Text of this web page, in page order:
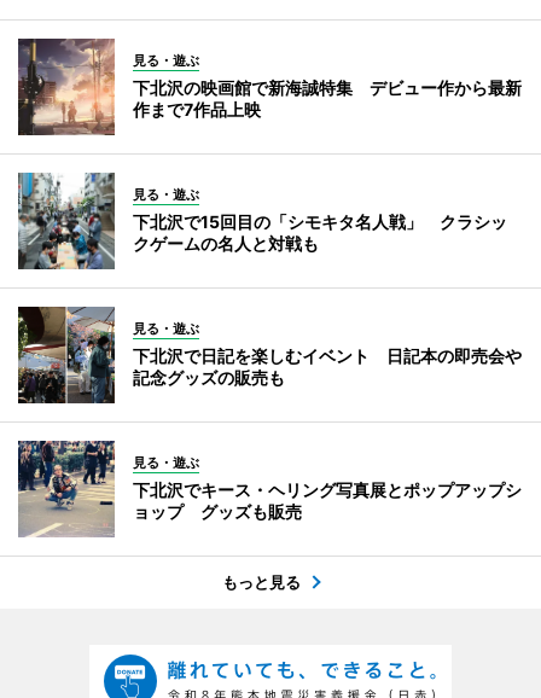
見る・遊ぶ
下北沢の映画館で新海誠特集 デビュー作から最新
作まで7作品上映
見る・遊ぶ
下北沢で15回目の「シモキタ名人戦」 クラシッ
クゲームの名人と対戦も
見る・遊ぶ
下北沢で日記を楽しむイベント 日記本の即売会や
記念グッズの販売も
見る・遊ぶ
下北沢でキース・ヘリング写真展とポップアップシ
ョップ グッズも販売
もっと見る